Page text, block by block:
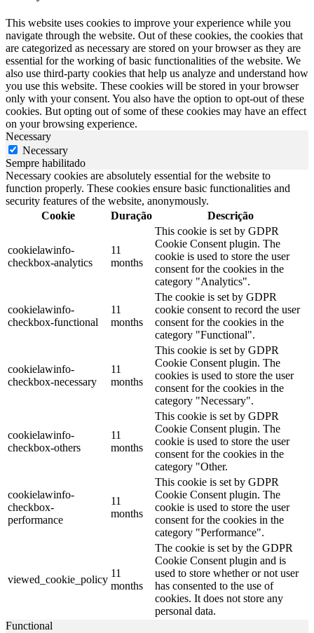
This website uses cookies to improve your experience while you
navigate through the website. Out of these cookies, the cookies that
are categorized as necessary are stored on your browser as they are
essential for the working of basic functionalities of the website. We
also use third-party cookies that help us analyze and understand how
you use this website. These cookies will be stored in your browser
only with your consent. You also have the option to opt-out of these
cookies. But opting out of some of these cookies may have an effect
on your browsing experience.
Necessary
Necessary
Sempre habilitado
Necessary cookies are absolutely essential for the website to
function properly. These cookies ensure basic functionalities and
security features of the website, anonymously.
Cookie
Duração Descrição
cookielawinfo-
checkbox-analytics
11
months
This cookie is set by GDPR
Cookie Consent plugin. The
cookie is used to store the user
consent for the cookies in the
category "Analytics".
cookielawinfo-
checkbox-functional
11
months
The cookie is set by GDPR
cookie consent to record the user
consent for the cookies in the
category "Functional".
cookielawinfo-
checkbox-necessary
11
months
This cookie is set by GDPR
Cookie Consent plugin. The
cookies is used to store the user
consent for the cookies in the
category "Necessary".
cookielawinfo-
checkbox-others
11
months
This cookie is set by GDPR
Cookie Consent plugin. The
cookie is used to store the user
consent for the cookies in the
category "Other.
cookielawinfo-
checkbox-
performance
11
months
This cookie is set by GDPR
Cookie Consent plugin. The
cookie is used to store the user
consent for the cookies in the
category "Performance".
viewed_cookie_policy
11
months
The cookie is set by the GDPR
Cookie Consent plugin and is
used to store whether or not user
has consented to the use of
cookies. It does not store any
personal data.
Functional